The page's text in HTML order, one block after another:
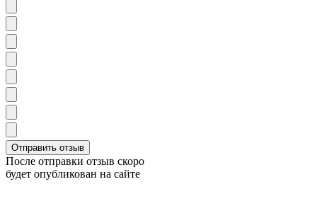
После отправки отзыв скоро
будет опубликован на сайте